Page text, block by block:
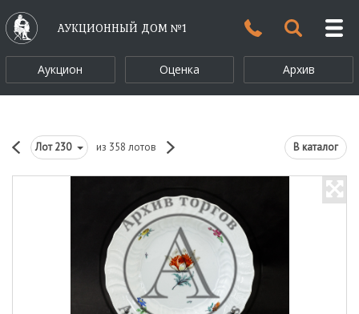
АУКЦИОННЫЙ ДОМ №1
Аукцион Оценка Архив
Лот230 из 358 лотов В каталог